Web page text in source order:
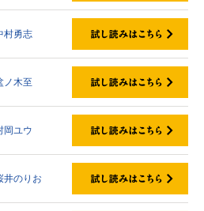
村勇志
ノ木至
岡ユウ
井のりお